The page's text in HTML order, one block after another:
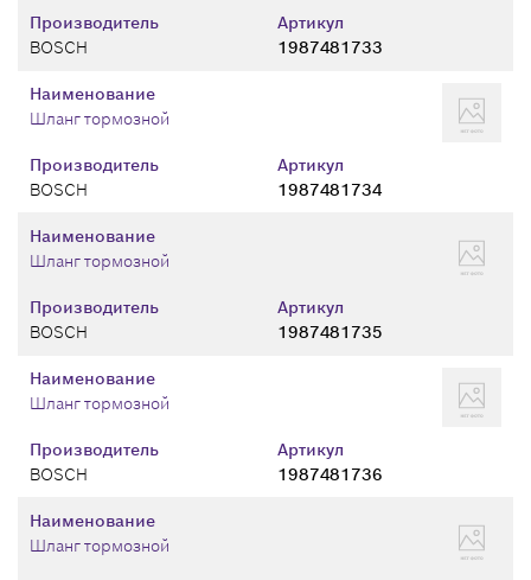
Производитель
BOSCH
Артикул
1987481733
Производитель
BOSCH
Артикул
1987481734
Наименование
Шланг тормозной
Производитель
BOSCH
Артикул
1987481735
Наименование
Шланг тормозной
Производитель
BOSCH
Артикул
1987481736
Наименование
Шланг тормозной
Наименование
Шланг тормозной